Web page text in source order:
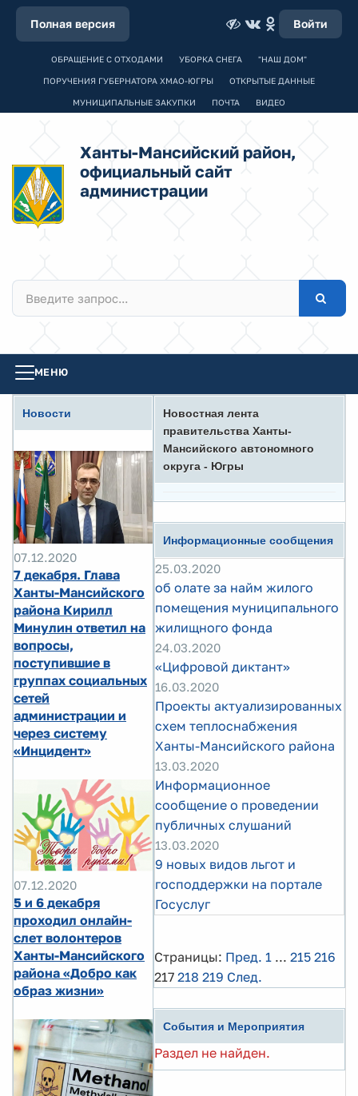
Полная версия Войти
ОБРАЩЕНИЕ С ОТХОДАМИ УБОРКА СНЕГА "НАШ ДОМ"
ПОРУЧЕНИЯ ГУБЕРНАТОРА ХМАО-ЮГРЫ ОТКРЫТЫЕ ДАННЫЕ
МУНИЦИПАЛЬНЫЕ ЗАКУПКИ ПОЧТА ВИДЕО
Ханты-Мансийский район,
официальный сайт
администрации
МЕНЮ
Новости
07.12.2020
7 декабря. Глава
Ханты-Мансийского
района Кирилл
Минулин ответил на
вопросы,
поступившие в
группах социальных
сетей
администрации и
через систему
«Инцидент»
07.12.2020
5 и 6 декабря
проходил онлайн-
слет волонтеров
Ханты-Мансийского
района «Добро как
образ жизни»
Новостная лента
правительства Ханты-
Мансийского автономного
округа - Югры
Информационные сообщения
25.03.2020
об олате за найм жилого
помещения муниципального
жилищного фонда
24.03.2020
«Цифровой диктант»
16.03.2020
Проекты актуализированных
схем теплоснабжения
Ханты-Мансийского района
13.03.2020
Информационное
сообщение о проведении
публичных слушаний
13.03.2020
9 новых видов льгот и
господдержки на портале
Госуслуг
Страницы: Пред. 1 ... 215 216
217 218 219 След.
События и Мероприятия
Раздел не найден.